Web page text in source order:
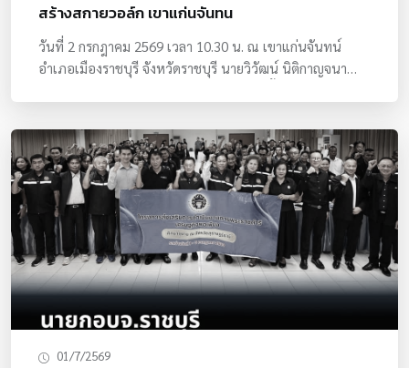
สร้างสกายวอล์ก เขาแก่นจันทน
วันที่ 2 กรกฎาคม 2569 เวลา 10.30 น. ณ เขาแก่นจันทน์
อำเภอเมืองราชบุรี จังหวัดราชบุรี นายวิวัฒน์ นิติกาญจนา
สกายวอล์กและหอนาฬิกา ซึ่งเป็นโครงการสำคัญในการ
พัฒนาแหล่งท่องเที่ยวของจังหวัด โดยปัจจุบันการก่อสร้าง
ดำเนินไปตามแผนงานที่กำหนดไว้ พร้อมเน้นย้ำให้ดำเนิน
งานด้วยความรอบคอบ คำนึงถึงมาตรฐานด้านวิศวกรรม ความ
ปลอดภัย และคุณภาพของโครงการเป็นสำคัญ พร้อมกำชับเจ้า
หน้าที่ให้ติดตามการดำเนินงานอย่างใกล้ชิด เพื่อให้โครงการ
แล้วเสร็จตามกรอบระยะเวลาที่กำหนด และสามารถรองรับการ
เข้าใช้บริการของประชาชนและนักท่องเที่ยวได้อย่างมี
01/7/2569